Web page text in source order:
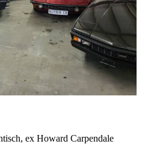
ex Howard Carpendale